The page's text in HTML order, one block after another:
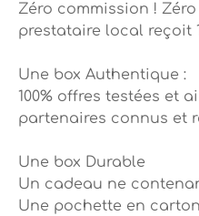
Zéro commission !
prestataire local reçoit
Une box Authentique :
100% offres testées et
partenaires connus et
Une box Durable
Un cadeau ne
Une pochette en